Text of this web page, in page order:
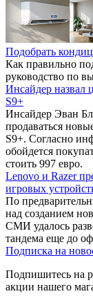
Подобрать
Как правильно
руководство по
Инсайдер назвал
S9+
Инсайдер Эван
продаваться
S9+. Согласно
обойдется
стоить 997 евро.
Lenovo и Razer
игровых
По
над созданием
СМИ удалось
тандема еще до
Подписка на
Подпишитесь на
акции нашего